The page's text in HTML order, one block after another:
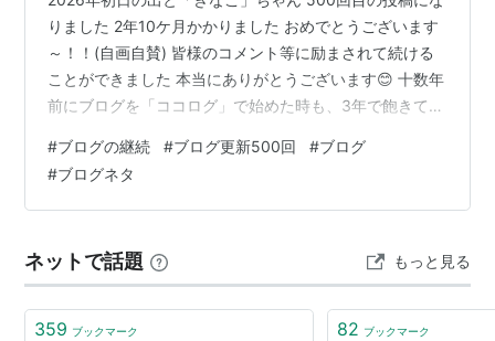
りました 2年10ケ月かかりました おめでとうございます
～！！(自画自賛) 皆様のコメント等に励まされて続ける
ことができました 本当にありがとうございます😊 十数年
前にブログを「ココログ」で始めた時も、3年で飽きてし
身赴任しながらでしたので、別の意味で投稿するテーマ
は多かったはずです。 ランキング参加中はてなブログ
【シニア部門】 ランキング参加中ライフスタイル ランキ
を書きたい人のグループ 熱しやすく冷めやすい性格なの
ですが、今は当時…
#ブログの継続 #ブログ更新500回 #ブログ
#ブログネタ
ネットで話題 もっと見る
359 ブックマーク 82 ブックマーク